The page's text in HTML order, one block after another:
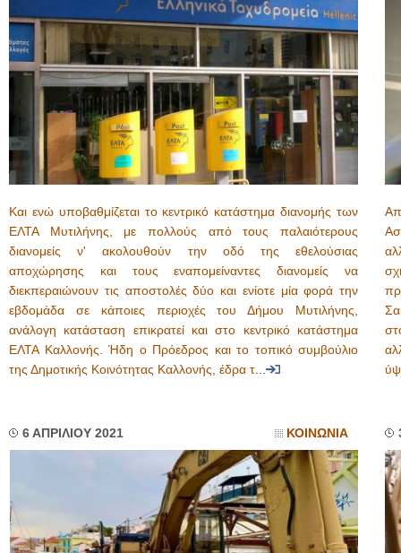
Και ενώ υποβαθμίζεται το κεντρικό κατάστημα διανομής των
ΕΛΤΑ Μυτιλήνης, με πολλούς από τους παλαιότερους
διανομείς ν' ακολουθούν την οδό της εθελούσιας
αποχώρησης και τους εναπομείναντες διανομείς να
διεκπεραιώνουν τις αποστολές δύο και ενίοτε μία φορά την
εβδομάδα σε κάποιες περιοχές του Δήμου Μυτιλήνης,
ανάλογη κατάσταση επικρατεί και στο κεντρικό κατάστημα
ΕΛΤΑ Καλλονής. Ήδη ο Πρόεδρος και το τοπικό συμβούλιο
της Δημοτικής Κοινότητας Καλλονής, έδρα τ...
6 ΑΠΡΙΛΙΟΥ 2021 ΚΟΙΝΩΝΙΑ